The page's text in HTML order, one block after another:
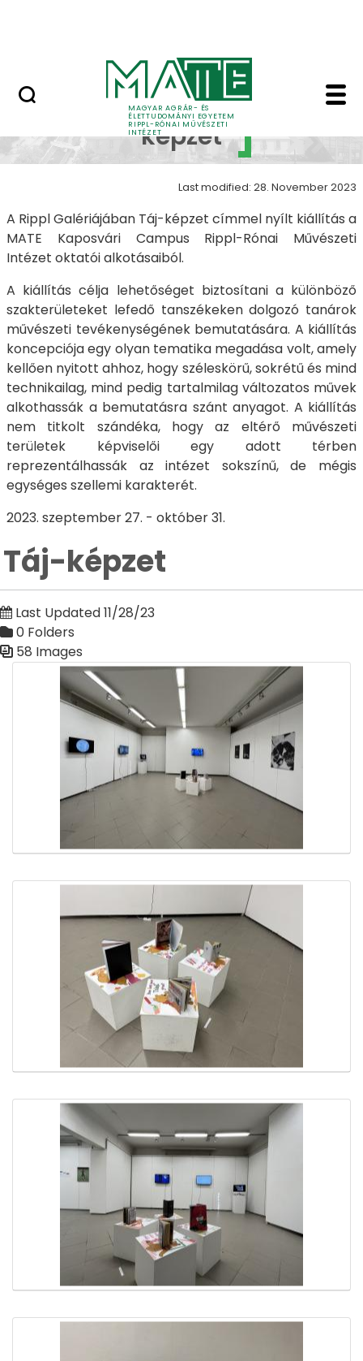
MAGYAR AGRÁR- ÉS
ÉLETTUDOMÁNYI EGYETEM
RIPPL-RÓNAI MŰVÉSZETI
INTÉZET
Táj-képzet - Táj-
Táj-
képzet
Last modified: 28. November 2023
A Rippl Galériájában Táj-képzet címmel nyílt kiállítás a
MATE Kaposvári Campus Rippl-Rónai Művészeti
Intézet oktatói alkotásaiból.
A kiállítás célja lehetőséget biztosítani a különböző
szakterületeket lefedő tanszékeken dolgozó tanárok
művészeti tevékenységének bemutatására. A kiállítás
koncepciója egy olyan tematika megadása volt, amely
kellően nyitott ahhoz, hogy széleskörű, sokrétű és mind
technikailag, mind pedig tartalmilag változatos művek
alkothassák a bemutatásra szánt anyagot. A kiállítás
nem titkolt szándéka, hogy az eltérő művészeti
területek képviselői egy adott térben
reprezentálhassák az intézet sokszínű, de mégis
egységes szellemi karakterét.
2023. szeptember 27. - október 31.
Táj-képzet
Last Updated 11/28/23
0 Folders
58 Images
Media Gallery